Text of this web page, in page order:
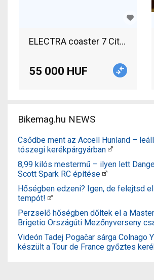
ELECTRA coaster 7 City /
55 000 HUF
Bikemag.hu NEWS
Csődbe ment az Accell Hunland –
tószegi kerékpárgyárban
8,99 kilós mestermű – ilyen lett
Scott Spark RC építése
Hőségben edzeni? Igen, de felejtsd
tempót!
Perzselő hőségben dőltek el a
Brigetio Országúti Mezőnyverseny
Videón Tadej Pogačar sárga Colnago
készült a Tour de France győztes